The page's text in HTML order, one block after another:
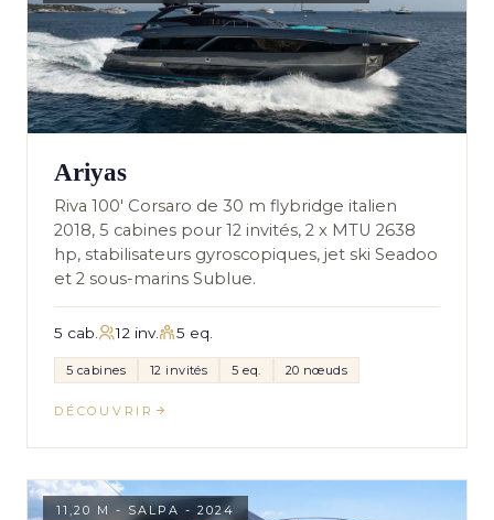
Ariyas
Riva 100' Corsaro de 30 m flybridge italien
2018, 5 cabines pour 12 invités, 2 x MTU 2638
hp, stabilisateurs gyroscopiques, jet ski Seadoo
et 2 sous-marins Sublue.
5 cab. 12 inv. 5 eq.
5 cabines 12 invités 5 eq. 20 nœuds
DÉCOUVRIR
11,20 M - SALPA - 2024